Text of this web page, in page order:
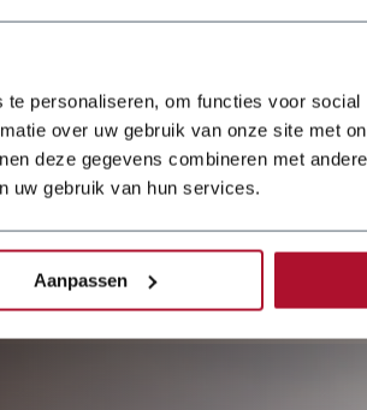
personaliseren, om functies voor
over uw gebruik van onze site met
deze gegevens combineren met
uw gebruik van hun services.
Aanpassen
et